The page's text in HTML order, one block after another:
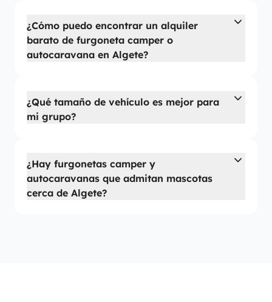
¿Cómo puedo encontrar un alquiler
barato de furgoneta camper o
autocaravana en Algete?
¿Qué tamaño de vehículo es mejor para
mi grupo?
¿Hay furgonetas camper y
autocaravanas que admitan mascotas
cerca de Algete?